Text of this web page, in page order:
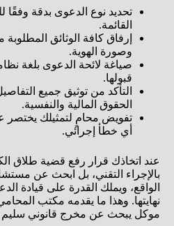
تحديد نوع الدعوى بدقة وفقًا
القائمة.
إرفاق كافة الوثائق المطلوبة
وصورة الهوية.
صياغة لائحة الدعوى بلغة
قبولها.
التأكد من توثيق جميع
الحقوق المالية والنفسية.
تفويض محامٍ لتمثيلك يختصر
أي خطأ إجرائي.
عند اتخاذك قرار رفع قضية طلاق
بالإجراء التقني، بل ابحث عن
الواقع، ويملك القدرة على قيادة
نهايتها. وهذا ما يقدمه مكتب
موكل يبحث عن مخرج قانوني سليم